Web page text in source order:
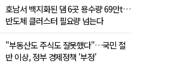
호남서 백지화된 댐 6곳 용수량 69만t…
반도체 클러스터 필요량 넘는다
"부동산도 주식도 잘못했다"…국민 절
반 이상, 정부 경제정책 '부정'